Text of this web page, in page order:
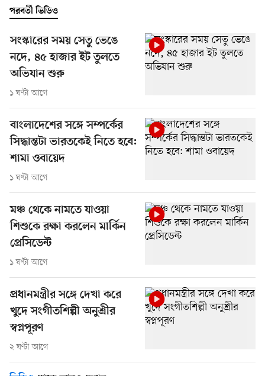
পরবর্তী ভিডিও
সংস্কারের সময় সেতু ভেঙে
নদে, ৪৫ হাজার ইট তুলতে
অভিযান শুরু
১ ঘণ্টা আগে
বাংলাদেশের সঙ্গে সম্পর্কের
সিদ্ধান্তটা ভারতকেই নিতে হবে:
শামা ওবায়েদ
১ ঘণ্টা আগে
মঞ্চ থেকে নামতে যাওয়া
শিশুকে রক্ষা করলেন মার্কিন
প্রেসিডেন্ট
১ ঘণ্টা আগে
প্রধানমন্ত্রীর সঙ্গে দেখা করে
খুদে সংগীতশিল্পী অনুশ্রীর
স্বপ্নপূরণ
২ ঘণ্টা আগে